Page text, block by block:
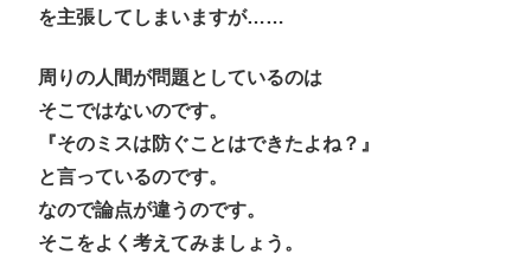
を主張してしまいますが……
周りの人間が問題としているのは
そこではないのです。
『そのミスは防ぐことはできたよね？』
と言っているのです。
なので論点が違うのです。
そこをよく考えてみましょう。